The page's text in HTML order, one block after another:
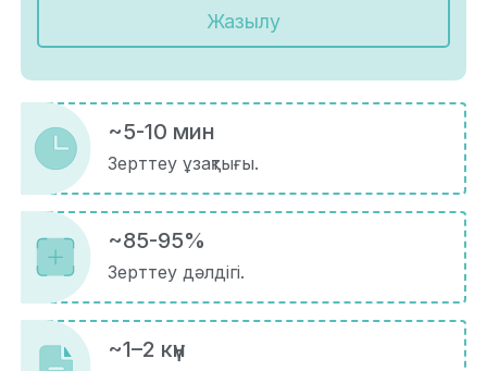
Жазылу
~5-10 мин
Зерттеу ұзақтығы.
~85-95%
Зерттеу дәлдігі.
~1–2 күн